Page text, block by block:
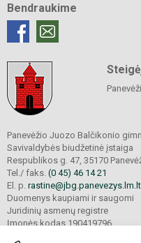
Bendraukime
Panevėžio Juozo Balčikonio
Savivaldybės biudžetinė įstaiga
Respublikos g. 47, 35170
Tel./ faks. (0 45) 46 14 21
El. p. rastine@jbg.panevezys.lm.lt
Duomenys kaupiami ir saugomi
Juridinių asmenų registre
Įmonės kodas 190419796